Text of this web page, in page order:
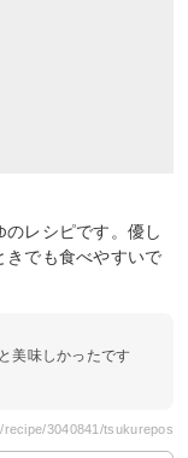
レシピです。優し
きでも食べやすいで
美味しかったです
3040841/tsukurepos